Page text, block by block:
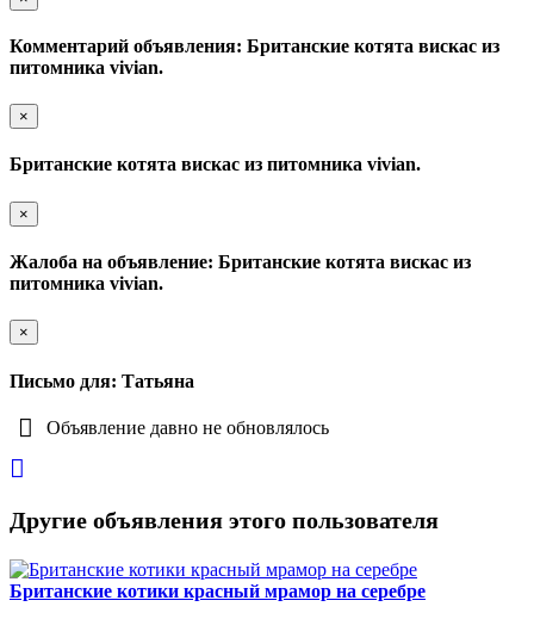
Комментарий объявления: Британские котята вискас из
питомника vivian.
×
Британские котята вискас из питомника vivian.
×
Жалоба на объявление: Британские котята вискас из
питомника vivian.
×
Письмо для: Татьяна
Объявление давно не обновлялось
Другие объявления этого пользователя
Британские котики красный мрамор на серебре